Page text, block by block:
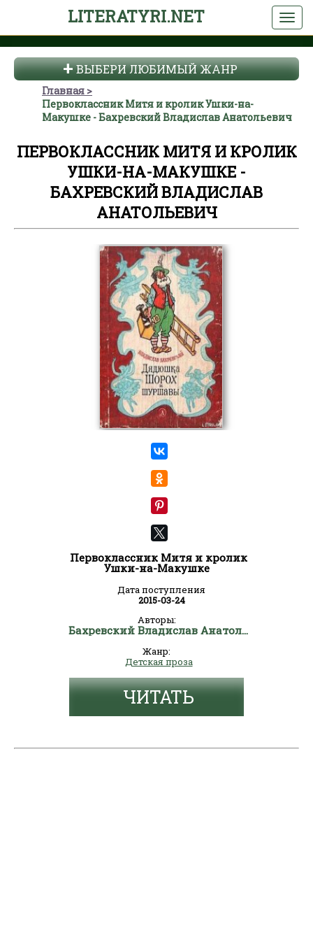
LITERATYRI.NET
ВЫБЕРИ ЛЮБИМЫЙ ЖАНР
Главная
Первоклассник Митя и кролик Ушки-на-
Макушке - Бахревский Владислав Анатольевич
ПЕРВОКЛАССНИК МИТЯ И КРОЛИК
УШКИ-НА-МАКУШКЕ -
БАХРЕВСКИЙ ВЛАДИСЛАВ
АНАТОЛЬЕВИЧ
Первоклассник Митя и кролик
Ушки-на-Макушке
Дата поступления
2015-03-24
Авторы:
Бахревский Владислав Анатольевич
Жанр:
Детская проза
ЧИТАТЬ